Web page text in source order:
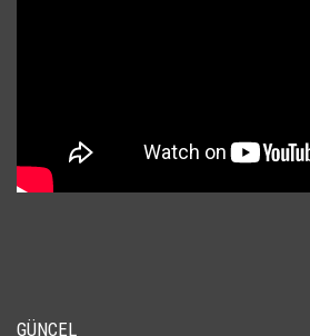
GÜNCEL